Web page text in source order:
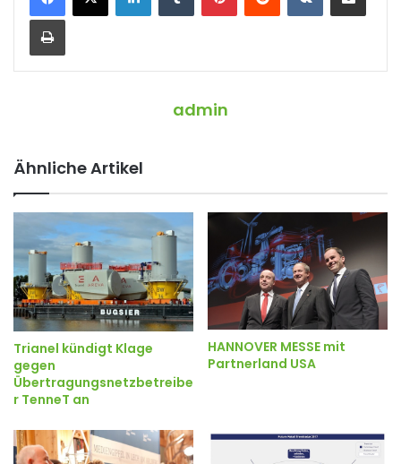
admin
Ähnliche Artikel
Trianel kündigt Klage
gegen
Übertragungsnetzbetreibe
r TenneT an
HANNOVER MESSE mit
Partnerland USA